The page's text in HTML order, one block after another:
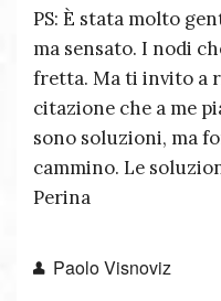
PS: È stata molto
ma sensato. I nodi
fretta. Ma ti invito a
citazione che a me
sono soluzioni, ma
cammino. Le
Perina
Paolo Visnoviz